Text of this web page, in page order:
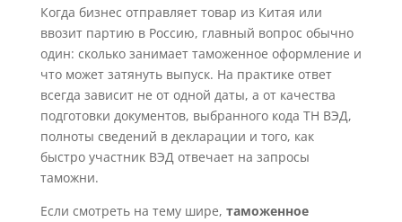
Когда бизнес отправляет товар из Китая или
ввозит партию в Россию, главный вопрос обычно
один: сколько занимает таможенное оформление и
что может затянуть выпуск. На практике ответ
всегда зависит не от одной даты, а от качества
подготовки документов, выбранного кода ТН ВЭД,
полноты сведений в декларации и того, как
быстро участник ВЭД отвечает на запросы
таможни.
Если смотреть на тему шире, таможенное